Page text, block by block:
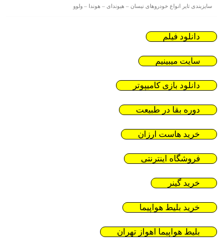
سایزبندی تایر انواع خودروهای نیسان – هیوندای – هوندا – ولوو
دانلود فیلم
سایت میبینیم
دانلود بازی کامیپوتر
دوره بقا در طبیعت
خرید هاست ارزان
فروشگاه اینترنتی
خرید گینر
خرید بلیط هواپیما
بلیط هواپیما اهواز تهران